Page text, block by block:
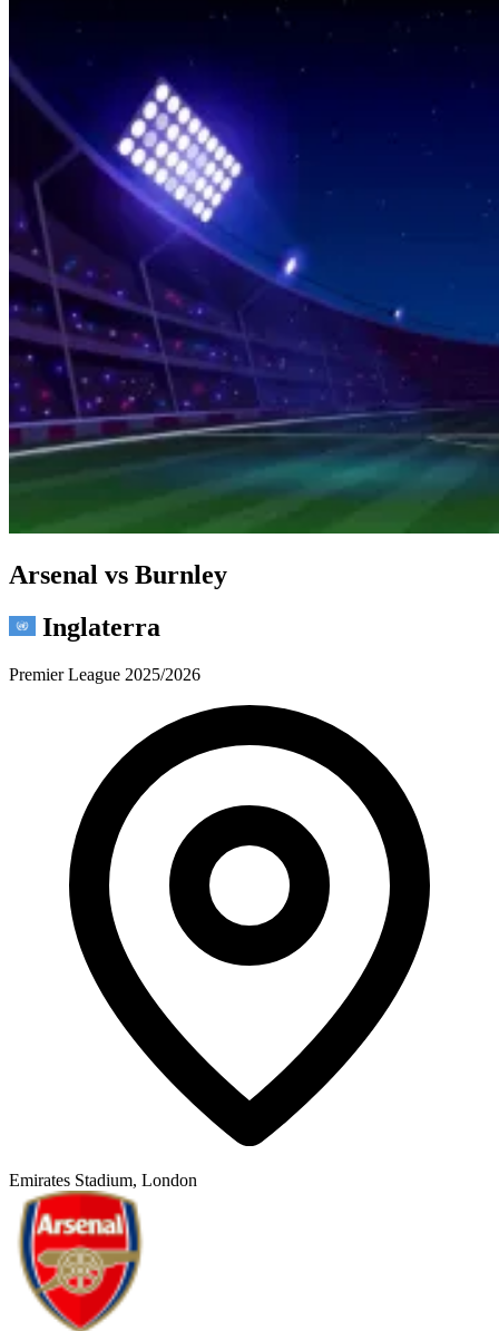
Arsenal vs Burnley
Inglaterra
Premier League 2025/2026
Emirates Stadium, London